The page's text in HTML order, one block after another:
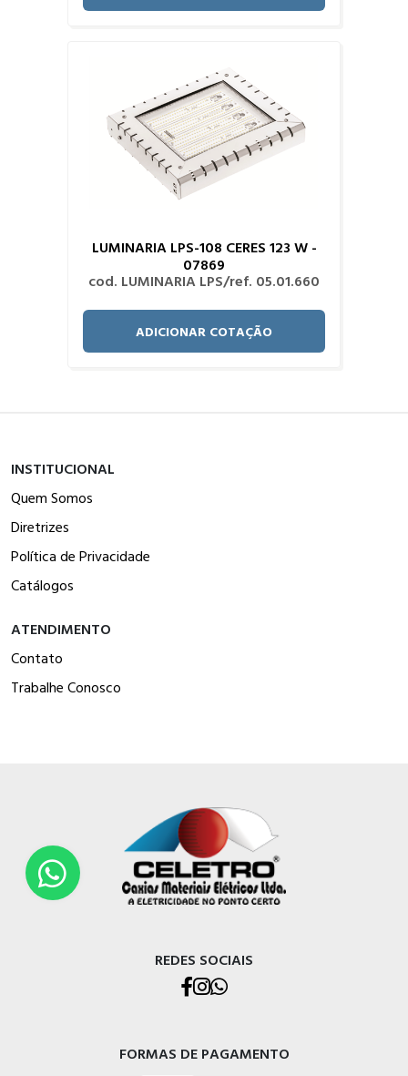
LUMINARIA LPS-108 CERES 123 W -
07869
cod. LUMINARIA LPS/ref. 05.01.660
ADICIONAR COTAÇÃO
INSTITUCIONAL
Quem Somos
Diretrizes
Política de Privacidade
Catálogos
ATENDIMENTO
Contato
Trabalhe Conosco
REDES SOCIAIS
FORMAS DE PAGAMENTO